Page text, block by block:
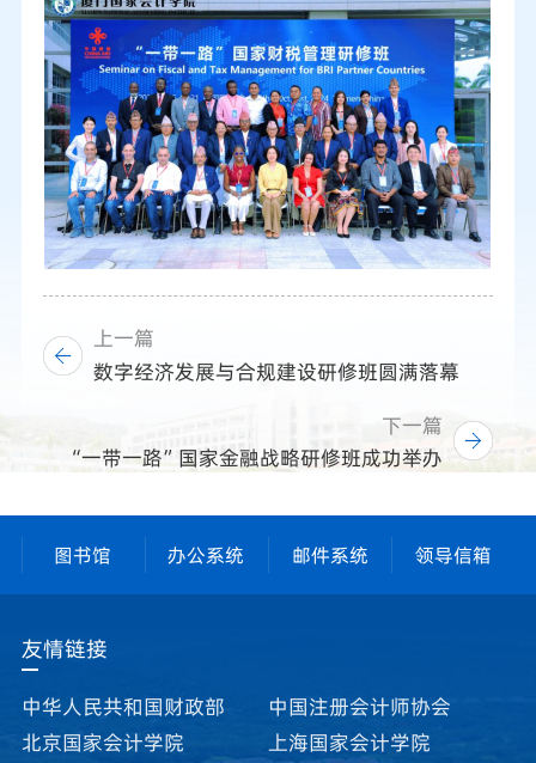
上一篇
数字经济发展与合规建设研修班圆满落幕
下一篇
“一带一路”国家金融战略研修班成功举办
图书馆 办公系统 邮件系统 领导信箱
友情链接
中华人民共和国财政部
中国注册会计师协会
北京国家会计学院
上海国家会计学院